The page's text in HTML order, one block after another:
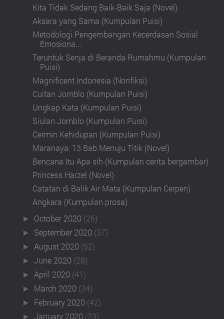
Kita Tidak Sedang Baik-Baik Saja (Novel)
Aksara yang Sama (Kumpulan Puisi)
Metodologi Pengembangan Kecerdasan Sosial
Emosiona...
Teruntuk Senja di Beranda Rumahmu (Kumpulan
Puisi)
Magnificent Indonesia (Nonfiksi)
Cuitan Jomblo (Kumpulan Puisi)
Ungkap Kata (Kumpulan Puisi)
Siulan Jomblo (Kumpulan Puisi)
Cermin Kehidupan (Kumpulan Puisi)
Maranaya: 13 Bab Menuju Titik (Novel)
Bencana Itu Apa sih (Kumpulan cerita bergambar)
Princess Harzel (Novel)
Catatan di Balik Air Mata (Kumpulan Cerpen)
Angkara (Kumpulan prosa)
► October 2020 (26)
► September 2020 (37)
►August 2020 (62)
►June 2020 (28)
►April 2020 (41)
► March 2020 (34)
► February 2020 (42)
►January 2020 (23)